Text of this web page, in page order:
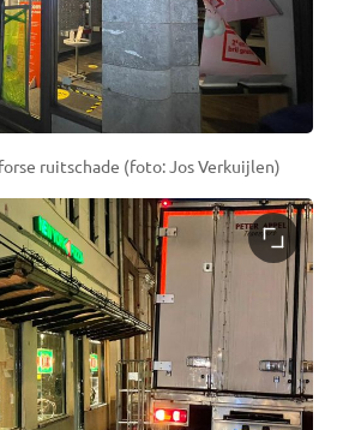
ruitschade (foto: Jos Verkuijlen)